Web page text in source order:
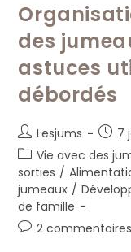
des
astuces
débordés
Auteur/autrice
de
la
publication :
Lesjums
7
Post
category:
Vie avec des
sorties /
jumeaux /
de famille
Commentaires
2 commentaires